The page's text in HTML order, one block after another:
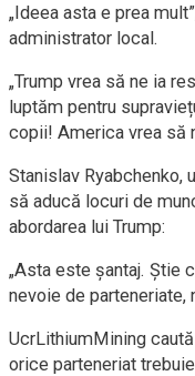
„Ideea asta e prea
administrator local.
„Trump vrea să ne ia
luptăm pentru
copii! America vrea să
Stanislav Ryabchenko,
să aducă locuri de
abordarea lui Trump:
„Asta este șantaj. Știe
nevoie de parteneriate,
UcrLithiumMining
orice parteneriat